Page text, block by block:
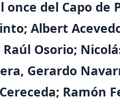
once del Capo de
Albert
Osorio;
Gerardo
Ramón